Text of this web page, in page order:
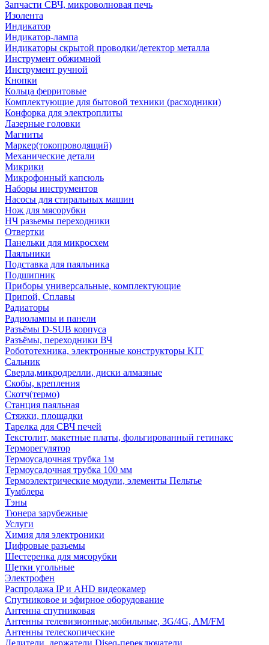
Запчасти СВЧ, микроволновая печь
Изолента
Индикатор
Индикатор-лампа
Индикаторы скрытой проводки/детектор металла
Инструмент обжимной
Инструмент ручной
Кнопки
Кольца ферритовые
Комплектующие для бытовой техники (расходники)
Конфорка для электроплиты
Лазерные головки
Магниты
Маркер(токопроводящий)
Механические детали
Микрики
Микрофонный капсюль
Наборы инструментов
Насосы для стиральных машин
Нож для мясорубки
НЧ разьемы переходники
Отвертки
Панельки для микросхем
Паяльники
Подставка для паяльника
Подшипник
Приборы универсальные, комплектующие
Припой, Сплавы
Радиаторы
Радиолампы и панели
Разъёмы D-SUB корпуса
Разъёмы, переходники ВЧ
Робототехника, электронные конструкторы KIT
Сальник
Сверла,микродрелли, диски алмазные
Скобы, крепления
Скотч(термо)
Станция паяльная
Стяжки, площадки
Тарелка для СВЧ печей
Текстолит, макетные платы, фольгированный гетинакс
Терморегулятор
Термоусадочная трубка 1м
Термоусадочная трубка 100 мм
Термоэлектрические модули, элементы Пельтье
Тумблера
Тэны
Тюнера зарубежные
Услуги
Химия для электроники
Цифровые разъемы
Шестеренка для мясорубки
Щетки угольные
Электрофен
Распродажа IP и AHD видеокамер
Спутниковое и эфирное оборудование
Антенна спутниковая
Антенны телевизионные,мобильные, 3G/4G, AM/FM
Антенны телескопические
Делители, держатели Diseq-переключатели